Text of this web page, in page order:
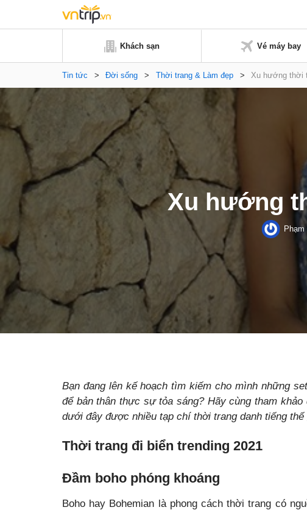
Khách sạn Vé máy bay
Tin tức > Đời sống > Thời trang & Làm đẹp > Xu hướng thời
Xu hướng
Phạm
Bạn đang lên kế hoạch tìm kiếm cho mình những
để bản thân thực sự tỏa sáng? Hãy cùng tham
dưới đây được nhiều tạp chí thời trang danh tiếng thế
Thời trang đi biển trending 2021
Đầm boho phóng khoáng
Boho hay Bohemian là phong cách thời trang có